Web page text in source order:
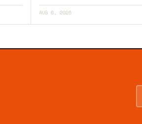
AUG 6, 2026